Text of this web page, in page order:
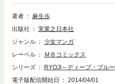
著者
麻生歩
出版社
実業之日本社
ジャンル
少女マンガ
レーベル
ＭＢコミックス
シリーズ
RYOJI～ディープ・ブルー
電子版配信開始日
2014/04/01